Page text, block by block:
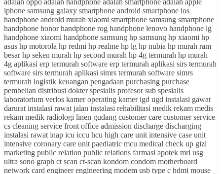
adalah oppo adalah handphone adalah smartphone adalah apple
iphone samsung galaxy smartphone android smartphone ios
handphone android murah xiaomi smartphone samsung smartphone
handphone honor handphone rog handphone lenovo handphone lg
handphone xiaomi handphone samsung hp samsung hp xiaomi hp
asus hp motorola hp redmi hp realme hp lg hp nubia hp murah ram
besar hp seken murah hp second murah hp 4g termurah hp murah
4g aplikasi erp termurah software erp termurah aplikasi sirs termurah
software sirs termurah aplikasi simrs termurah software simrs
termurah logistik keuangan pengadaan purchasing purchase
pembelian distribusi dokter spesialis profesor sub spesialis
laboratorium verlos kamer operating kamer igd ugd instalasi gawat
darurat instalasi rawat jalan instalasi rehabilitasi medik rekam medis
rekam medik radiologi linen gudang customer care customer service
cs cleaning service front office admission discharge discharging
instalasi rawat inap icu iccu hcu high care unit intensive case unit
intensive coronary care unit paediatric mcu medical check up gizi
marketing public relation public relations farmasi apotek mri usg
ultra sono graph ct scan ct-scan kondom condom motherboard
network card engineer engineering modem usb type c hdmi mouse